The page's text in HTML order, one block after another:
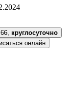
66, круглосуточно
онлайн